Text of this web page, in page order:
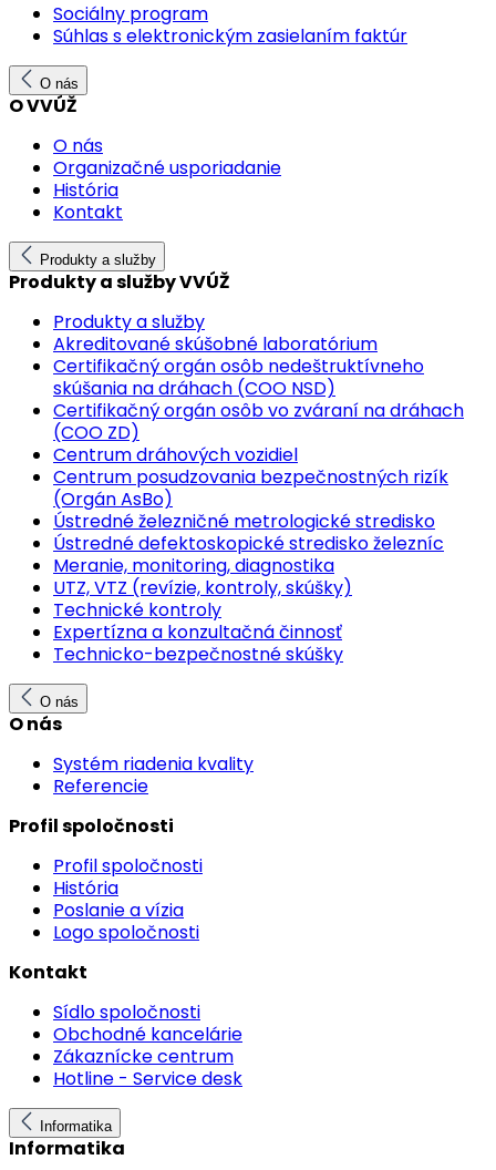
Sociálny program
Súhlas s elektronickým zasielaním faktúr
O nás
O VVÚŽ
O nás
Organizačné usporiadanie
História
Kontakt
Produkty a služby
Produkty a služby VVÚŽ
Produkty a služby
Akreditované skúšobné laboratórium
Certifikačný orgán osôb nedeštruktívneho
skúšania na dráhach (COO NSD)
Certifikačný orgán osôb vo zváraní na dráhach
(COO ZD)
Centrum dráhových vozidiel
Centrum posudzovania bezpečnostných rizík
(Orgán AsBo)
Ústredné železničné metrologické stredisko
Ústredné defektoskopické stredisko železníc
Meranie, monitoring, diagnostika
UTZ, VTZ (revízie, kontroly, skúšky)
Technické kontroly
Expertízna a konzultačná činnosť
Technicko-bezpečnostné skúšky
O nás
O nás
Systém riadenia kvality
Referencie
Profil spoločnosti
Profil spoločnosti
História
Poslanie a vízia
Logo spoločnosti
Kontakt
Sídlo spoločnosti
Obchodné kancelárie
Zákaznícke centrum
Hotline - Service desk
Informatika
Informatika